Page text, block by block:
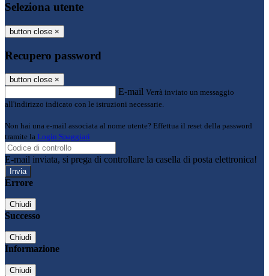
Seleziona utente
button close ×
Recupero password
button close ×
E-mail Verrà inviato un messaggio
all'indirizzo indicato con le istruzioni necessarie.
Non hai una e-mail associata al nome utente? Effettua il reset della password
tramite la Login Spaggiari
E-mail inviata, si prega di controllare la casella di posta elettronica!
Errore
Chiudi
Successo
Chiudi
Informazione
Chiudi